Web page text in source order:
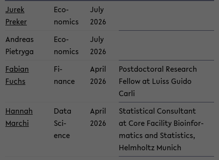
Jurek
Preker
Eco­
nom­ics
July
2026
An­dreas
Pietryga
Eco­
nom­ics
July
2026
Fabian
Fuchs
Fi­
nance
April
2026
Post­doc­toral Re­search
Fel­low at Luiss Guido
Carli
Han­nah
Marchi
Data
Sci­
ence
April
2026
Sta­tis­ti­cal Con­sul­tant
at Core Fa­cil­ity Bioin­for­
mat­ics and Sta­tis­tics,
Helmholtz Mu­nich